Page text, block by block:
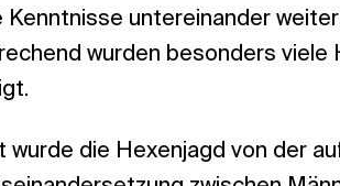
Kenntnisse untereinander
wurden besonders viele
wurde die Hexenjagd von der